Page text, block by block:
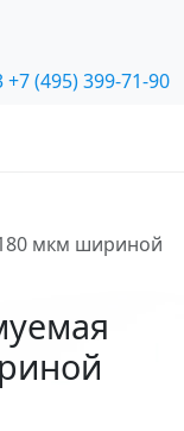
+7 (495) 399-71-90
мкм шириной